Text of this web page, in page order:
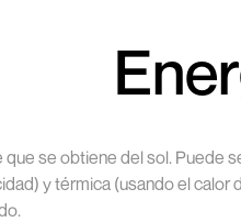
que se obtiene del sol. Puede
y térmica (usando el